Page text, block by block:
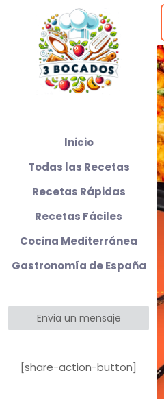
Inicio
Todas las Recetas
Recetas Rápidas
Recetas Fáciles
Cocina Mediterránea
Gastronomía de España
Envia un mensaje
[share-action-button]